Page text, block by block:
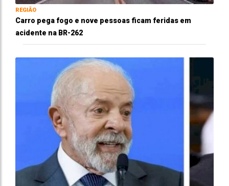
REGIÃO
Carro pega fogo e nove pessoas ficam feridas em
acidente na BR-262